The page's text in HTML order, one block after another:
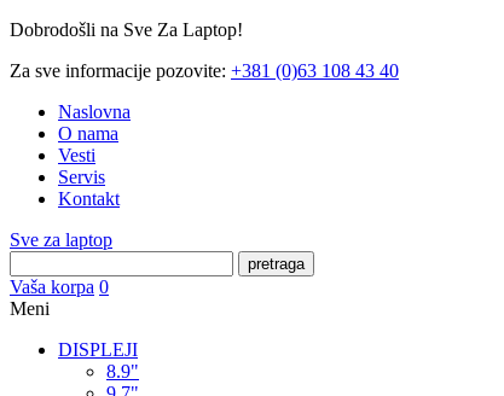
Dobrodošli na Sve Za Laptop!
Za sve informacije pozovite: +381 (0)63 108 43 40
Naslovna
O nama
Vesti
Servis
Kontakt
Sve za laptop
pretraga
Vaša korpa 0
Meni
DISPLEJI
8.9"